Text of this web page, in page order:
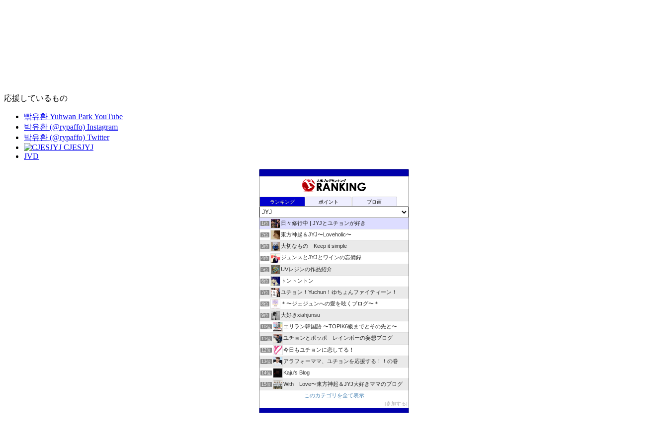
応援しているもの
빢유환 Yuhwan Park YouTube
박유환 (@rypaffo) Instagram
박유환 (@rypaffo) Twitter
CJESJYJ
JVD
ランキング ポイント ブロ画
1位 日々修行中 | JYJとユチョンが好き
2位 東方神起＆JYJ〜Loveholic〜
3位 大切なもの Keep it simple
4位 ジュンスとJYJとワインの忘備録
5位 UVレジンの作品紹介
6位 トントントン
7位 ユチョン！Yuchun！ゆちょんファイティーン！
8位 ＊〜ジェジュンへの愛を呟くブログ〜＊
9位 大好きxiahjunsu
10位 エリラン韓国語 〜TOPIK6級までとその先と〜
11位 ユチョンとポッポ レインボーの妄想ブログ
12位 今日もユチョンに恋してる！
13位 アラフォーママ、ユチョンを応援する！！の巻
14位 Kaju's Blog
15位
With Love〜東方神起＆JYJ大好きママのブログ
このカテゴリを全て表示
参加する